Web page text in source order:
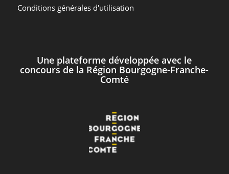
Conditions générales d'utilisation
Une plateforme développée avec le
concours de la Région Bourgogne-Franche-
Comté